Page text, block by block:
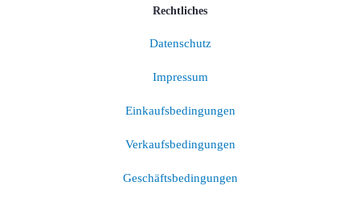
Rechtliches
Datenschutz
Impressum
Einkaufsbedingungen
Verkaufsbedingungen
Geschäftsbedingungen